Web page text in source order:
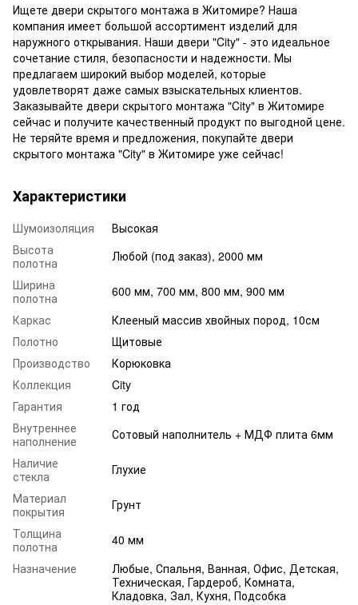
Ищете двери скрытого монтажа в Житомире? Наша
компания имеет большой ассортимент изделий для
наружного открывания. Наши двери "City" - это идеальное
сочетание стиля, безопасности и надежности. Мы
предлагаем широкий выбор моделей, которые
удовлетворят даже самых взыскательных клиентов.
Заказывайте двери скрытого монтажа "City" в Житомире
сейчас и получите качественный продукт по выгодной цене.
Не теряйте время и предложения, покупайте двери
скрытого монтажа "City" в Житомире уже сейчас!
Характеристики
Шумоизоляция
Высокая
Высота
полотна
Любой (под заказ), 2000 мм
Ширина
полотна
600 мм, 700 мм, 800 мм, 900 мм
Каркас
Клееный массив хвойных пород, 10см
Полотно
Щитовые
Производство
Корюковка
Коллекция
City
Гарантия
1 год
Внутреннее
наполнение
Сотовый наполнитель + МДФ плита 6мм
Наличие
стекла
Глухие
Материал
покрытия
Грунт
Толщина
полотна
40 мм
Назначение
Любые, Спальня, Ванная, Офис, Детская,
Техническая, Гардероб, Комната,
Кладовка, Зал, Кухня, Подсобка